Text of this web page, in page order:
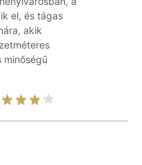
el, és tágas
akik
minőségű